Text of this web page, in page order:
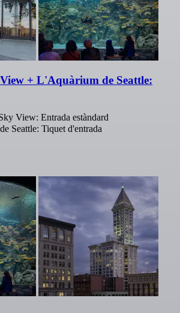
+ L'Aquàrium de Seattle:
View: Entrada estàndard
Seattle: Tiquet d'entrada